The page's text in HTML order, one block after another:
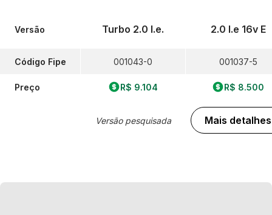
Versão
Código Fipe
Preço
Turbo 2.0 I.e.
001043-0
R$ 9.104
Versão pesquisada
2.0 I.e 16v E
001037-5
R$ 8.500
Mais detalhes